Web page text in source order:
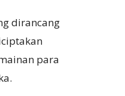
dirancang
para